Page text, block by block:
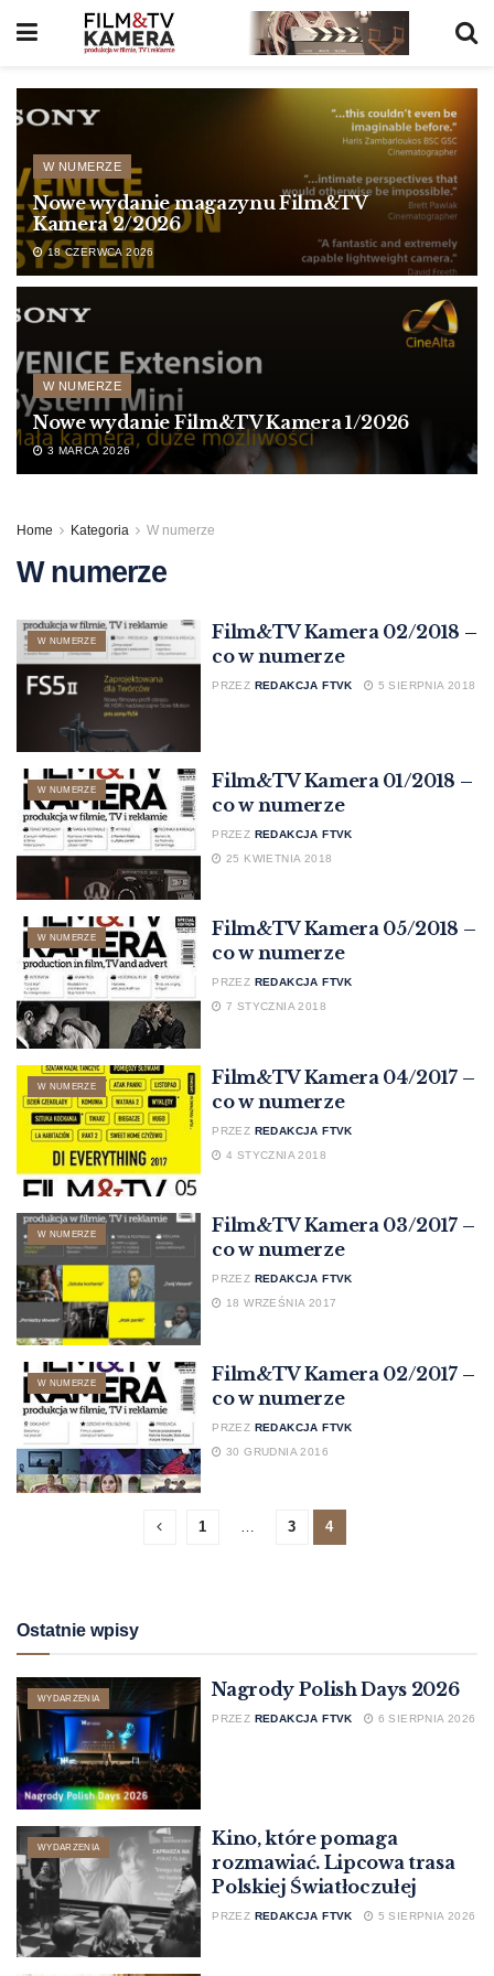
W NUMERZE
Nowe wydanie magazynu Film&TV
Kamera 2/2026
18 CZERWCA 2026
W NUMERZE
Nowe wydanie Film&TV Kamera 1/2026
3 MARCA 2026
Home Kategoria W numerze
W numerze
W NUMERZE
Film&TV Kamera 02/2018 –
co w numerze
PRZEZ REDAKCJA FTVK 5 SIERPNIA 2018
W NUMERZE
Film&TV Kamera 01/2018 –
co w numerze
PRZEZ REDAKCJA FTVK
25 KWIETNIA 2018
W NUMERZE
Film&TV Kamera 05/2018 –
co w numerze
PRZEZ REDAKCJA FTVK
7 STYCZNIA 2018
W NUMERZE
Film&TV Kamera 04/2017 –
co w numerze
PRZEZ REDAKCJA FTVK
4 STYCZNIA 2018
W NUMERZE
Film&TV Kamera 03/2017 –
co w numerze
PRZEZ REDAKCJA FTVK
18 WRZEŚNIA 2017
W NUMERZE
Film&TV Kamera 02/2017 –
co w numerze
PRZEZ REDAKCJA FTVK
30 GRUDNIA 2016
1 … 3 4
Ostatnie wpisy
WYDARZENIA Nagrody Polish Days 2026
PRZEZ REDAKCJA FTVK 6 SIERPNIA 2026
WYDARZENIA
Kino, które pomaga
rozmawiać. Lipcowa trasa
Polskiej Światłoczułej
PRZEZ REDAKCJA FTVK 5 SIERPNIA 2026